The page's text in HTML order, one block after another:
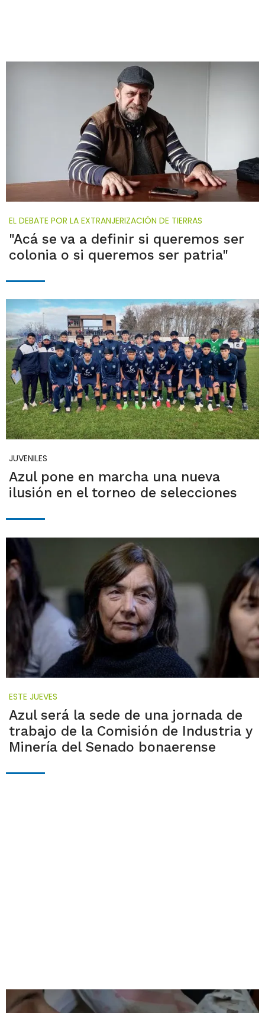
EL DEBATE POR LA EXTRANJERIZACIÓN DE TIERRAS
"Acá se va a definir si queremos ser
colonia o si queremos ser patria"
JUVENILES
Azul pone en marcha una nueva
ilusión en el torneo de selecciones
ESTE JUEVES
Azul será la sede de una jornada de
trabajo de la Comisión de Industria y
Minería del Senado bonaerense